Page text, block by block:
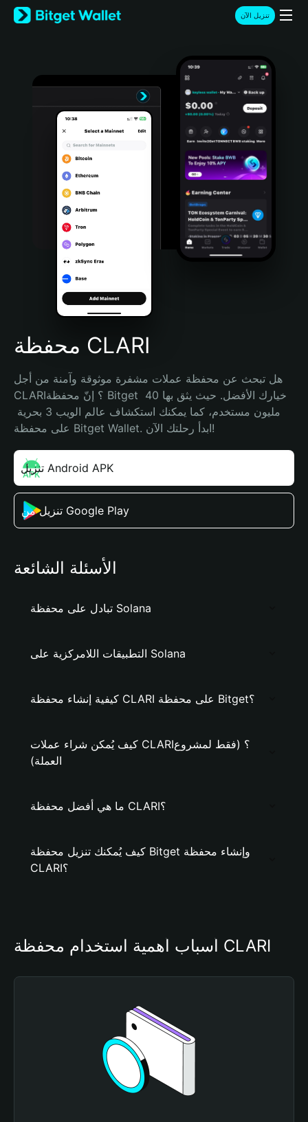
English
日本語
Türkçe
Português (Portugal)
Bahasa Indonesia
Português (Brasil)
Español (Argentina)
تنزيل الآن
محفظة CLARI
هل تبحث عن محفظة عملات مشفرة موثوقة وآمنة من أجل
CLARI؟ إنّ محفظة Bitget خيارك الأفضل. حيث يثق بها 40
على محفظة Bitget Wallet. ابدأ رحلتك الآن!
تنزيل Android APK
تنزيل من Google Play
الأسئلة الشائعة
تبادل على محفظة Solana
التطبيقات اللامركزية على Solana
كيفية إنشاء محفظة CLARI على محفظة Bitget؟
كيف يُمكن شراء عملات CLARI؟ (فقط لمشروع
العملة)
ما هي أفضل محفظة CLARI؟
كيف يُمكنك تنزيل محفظة Bitget وإنشاء محفظة
CLARI؟
أسباب أهمية استخدام محفظة CLARI